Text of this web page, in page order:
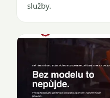
služby.